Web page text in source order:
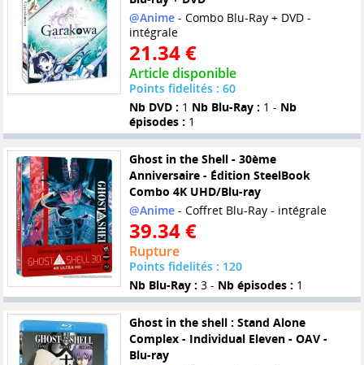
@Anime- Combo Blu-Ray + DVD -
intégrale
21.34 €
Article disponible
Points fidelités : 60
Nb DVD : 1 Nb Blu-Ray : 1 - Nb
épisodes : 1
Ghost in the Shell - 30ème
Anniversaire - Édition SteelBook
Combo 4K UHD/Blu-ray
@Anime- Coffret Blu-Ray - intégrale
39.34 €
Rupture
Points fidelités : 120
Nb Blu-Ray : 3 - Nb épisodes : 1
Ghost in the shell : Stand Alone
Complex - Individual Eleven - OAV -
Blu-ray